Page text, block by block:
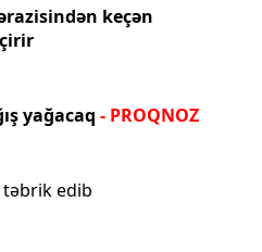
keçən
yağacaq - PROQNOZ
təbrik edib